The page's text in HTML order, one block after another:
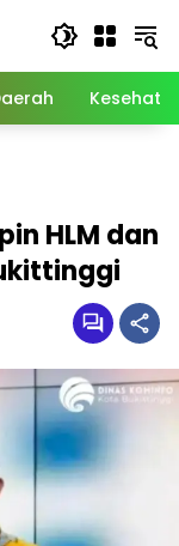
HLM dan